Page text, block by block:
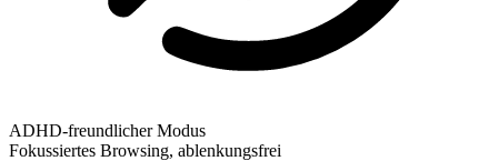
ADHD-freundlicher Modus
Fokussiertes Browsing, ablenkungsfrei